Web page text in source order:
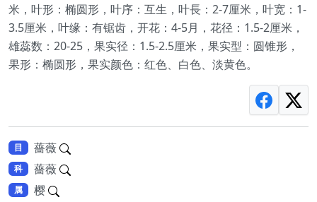
米，叶形：椭圆形，叶序：互生，叶長：2-7厘米，叶宽：1-
3.5厘米，叶缘：有锯齿，开花：4-5月，花径：1.5-2厘米，
雄蕊数：20-25，果实径：1.5-2.5厘米，果实型：圆锥形，
果形：椭圆形，果实颜色：红色、白色、淡黄色。
目 薔薇
科 薔薇
属 樱